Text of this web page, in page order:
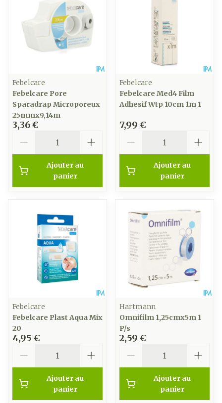
Febelcare
Febelcare Pore
Sparadrap Microporeux
25mmx9,14m
3,36 €
Ajouter au
panier
Febelcare
Febelcare Med4 Film
Adhesif Wtp 10cm 1m 1
7,99 €
Ajouter au
panier
Febelcare
Febelcare Plast Aqua Mix
20
4,95 €
Ajouter au
panier
Hartmann
Omnifilm 1,25cmx5m 1
P/s
2,59 €
Ajouter au
panier